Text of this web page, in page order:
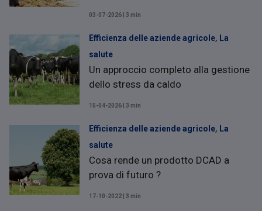
03-07-2026 | 3 min
Efficienza delle aziende agricole, La
salute
Un approccio completo alla gestione
dello stress da caldo
15-04-2026 | 3 min
Efficienza delle aziende agricole, La
salute
Cosa rende un prodotto DCAD a
prova di futuro ?
17-10-2022 | 3 min